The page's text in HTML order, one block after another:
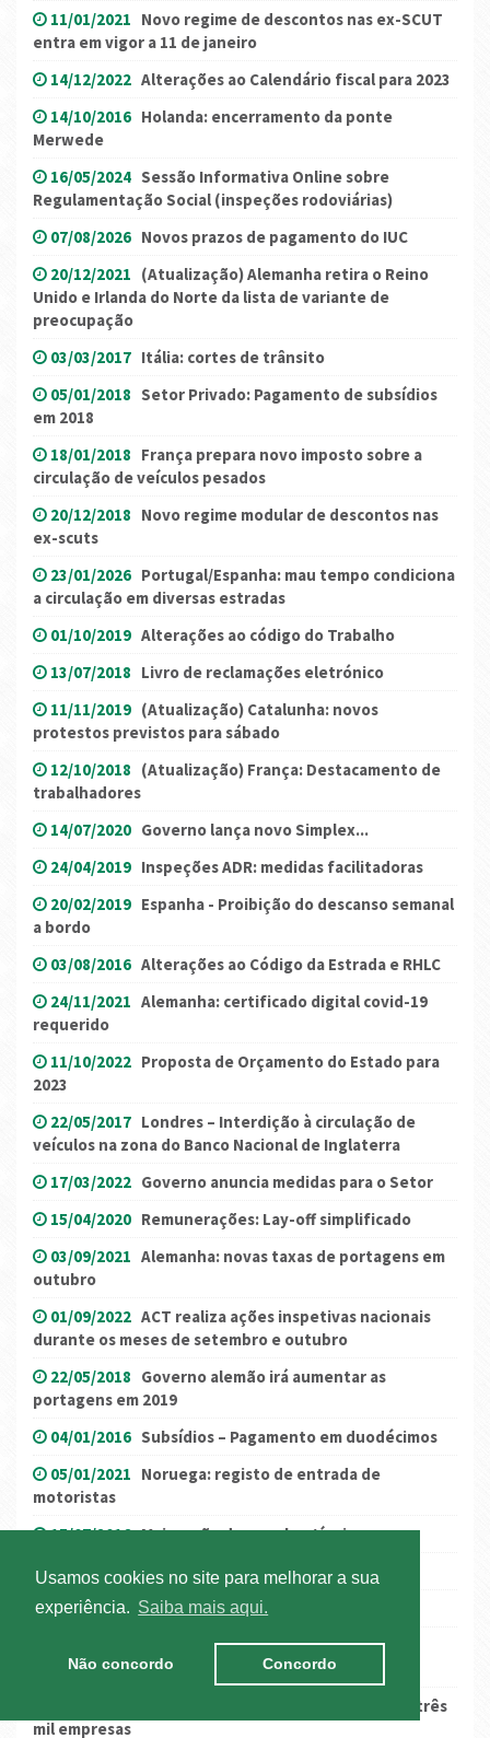
Usamos cookies no site para melhorar a sua
experiência.
Saiba mais aqui.
Não concordo Concordo
11/01/2021 Novo regime de descontos nas ex-SCUT
entra em vigor a 11 de janeiro
14/12/2022 Alterações ao Calendário fiscal para 2023
14/10/2016 Holanda: encerramento da ponte
Merwede
16/05/2024 Sessão Informativa Online sobre
Regulamentação Social (inspeções rodoviárias)
07/08/2026 Novos prazos de pagamento do IUC
20/12/2021 (Atualização) Alemanha retira o Reino
Unido e Irlanda do Norte da lista de variante de
preocupação
03/03/2017 Itália: cortes de trânsito
05/01/2018 Setor Privado: Pagamento de subsídios
em 2018
18/01/2018 França prepara novo imposto sobre a
circulação de veículos pesados
20/12/2018 Novo regime modular de descontos nas
ex-scuts
23/01/2026 Portugal/Espanha: mau tempo condiciona
a circulação em diversas estradas
01/10/2019 Alterações ao código do Trabalho
13/07/2018 Livro de reclamações eletrónico
11/11/2019 (Atualização) Catalunha: novos
protestos previstos para sábado
12/10/2018 (Atualização) França: Destacamento de
trabalhadores
14/07/2020 Governo lança novo Simplex...
24/04/2019 Inspeções ADR: medidas facilitadoras
20/02/2019 Espanha - Proibição do descanso semanal
a bordo
03/08/2016 Alterações ao Código da Estrada e RHLC
24/11/2021 Alemanha: certificado digital covid-19
requerido
11/10/2022 Proposta de Orçamento do Estado para
2023
22/05/2017 Londres – Interdição à circulação de
veículos na zona do Banco Nacional de Inglaterra
17/03/2022 Governo anuncia medidas para o Setor
15/04/2020 Remunerações: Lay-off simplificado
03/09/2021 Alemanha: novas taxas de portagens em
outubro
01/09/2022 ACT realiza ações inspetivas nacionais
durante os meses de setembro e outubro
22/05/2018 Governo alemão irá aumentar as
portagens em 2019
04/01/2016 Subsídios – Pagamento em duodécimos
05/01/2021 Noruega: registo de entrada de
motoristas
15/07/2016 Majoração dos combustíveis
28/12/2016 Orçamento de Estado para 2017
22/07/2021 França: Restrições de verão 2021
Atualização fiscal no Reino Unido:
Simplificação, administração e reforma
Portagens nas Scut ajudam a fechar três
mil empresas